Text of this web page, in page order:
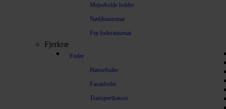
Mejsebolde holder
Nøddeautomat
Frø foderautomat
Fjerkræ
Foder
Hønsefoder
Fasanfoder
Transportkasser